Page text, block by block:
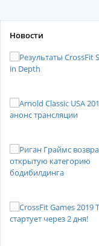
Новости